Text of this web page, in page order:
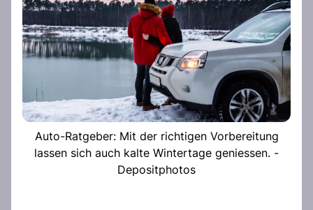
Auto-Ratgeber: Mit der richtigen Vorbereitung
lassen sich auch kalte Wintertage geniessen. -
Depositphotos